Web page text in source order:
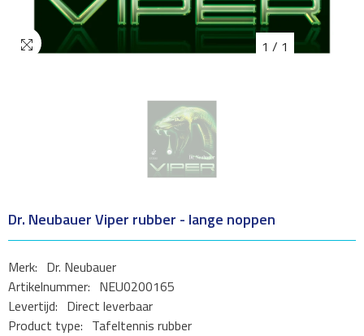
1 / 1
Dr. Neubauer Viper rubber - lange noppen
Merk: Dr. Neubauer
Artikelnummer: NEU0200165
Levertijd: Direct leverbaar
Product type: Tafeltennis rubber